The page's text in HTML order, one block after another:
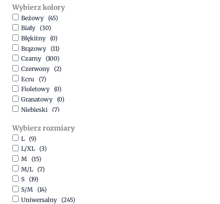
500,00zł-1500,00
Wybierz kolory
Beżowy (45)
Biały (30)
Błękitny (0)
Brązowy (11)
Czarny (100)
Czerwony (2)
Ecru
(7)
Fioletowy (0)
Granatowy (0)
Niebieski
(7)
Pomarańczowy (2)
Różowy
Srebrny
Szary
Turkusowy
Zielony
Złoty
(1)
Wybierz rozmiary
L (9)
L/XL (3)
M (15)
M/L (7)
S (19)
S/M (14)
Uniwersalny (245)